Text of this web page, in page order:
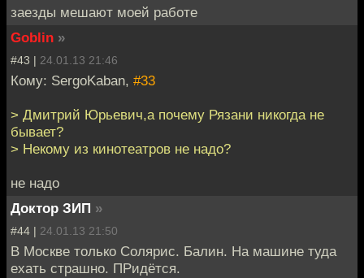
заезды мешают моей работе
Goblin »
#43 | 24.01.13 21:46
Кому: SergoKaban, #33
> Дмитрий Юрьевич,а почему Рязани никогда не
бывает?
> Некому из кинотеатров не надо?
не надо
Доктор ЗИП »
#44 | 24.01.13 21:50
В Москве только Солярис. Балин. На машине туда
ехать страшно. ПРидётся.